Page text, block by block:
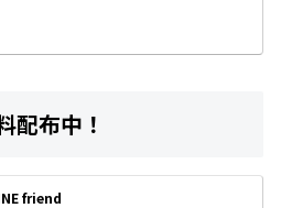
配布中！
friend